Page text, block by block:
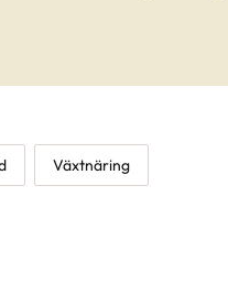
Växtnäring